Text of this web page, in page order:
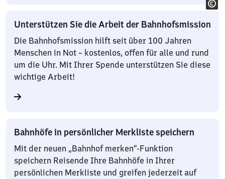
Unterstützen Sie die Arbeit der Bahnhofsmission
Die Bahnhofsmission hilft seit über 100 Jahren
Menschen in Not – kostenlos, offen für alle und rund
um die Uhr. Mit Ihrer Spende unterstützen Sie diese
wichtige Arbeit!
Bahnhöfe in persönlicher Merkliste speichern
Mit der neuen „Bahnhof merken“-Funktion
speichern Reisende Ihre Bahnhöfe in Ihrer
persönlichen Merkliste und greifen jederzeit auf